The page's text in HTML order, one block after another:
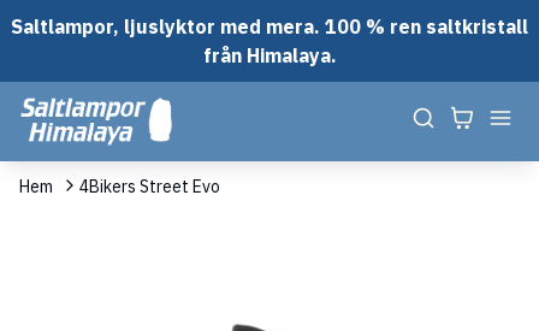
Saltlampor, ljuslyktor med mera. 100 % ren saltkristall
från Himalaya.
Hem 4Bikers Street Evo